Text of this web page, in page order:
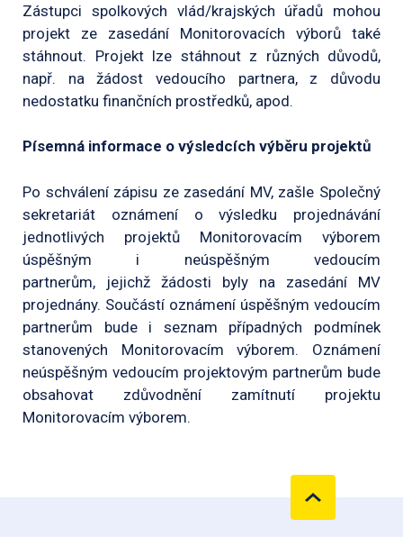
Zástupci spolkových vlád/krajských úřadů mohou
projekt ze zasedání Monitorovacích výborů také
stáhnout. Projekt lze stáhnout z různých důvodů,
např. na žádost vedoucího partnera, z důvodu
nedostatku finančních prostředků, apod.
Písemná informace o výsledcích výběru projektů
Po schválení zápisu ze zasedání MV, zašle Společný
sekretariát oznámení o výsledku projednávání
jednotlivých projektů Monitorovacím výborem
úspěšným i neúspěšným vedoucím
partnerům, jejichž žádosti byly na zasedání MV
projednány. Součástí oznámení úspěšným vedoucím
partnerům bude i seznam případných podmínek
stanovených Monitorovacím výborem. Oznámení
neúspěšným vedoucím projektovým partnerům bude
obsahovat zdůvodnění zamítnutí projektu
Monitorovacím výborem.